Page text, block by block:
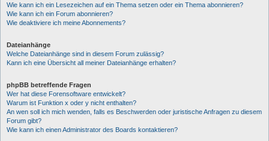
Wie kann ich ein Lesezeichen auf ein Thema setzen oder ein Thema abonnieren?
Wie kann ich ein Forum abonnieren?
Wie deaktiviere ich meine Abonnements?
Dateianhänge
Welche Dateianhänge sind in diesem Forum zulässig?
Kann ich eine Übersicht all meiner Dateianhänge erhalten?
phpBB betreffende Fragen
Wer hat diese Forensoftware entwickelt?
Warum ist Funktion x oder y nicht enthalten?
An wen soll ich mich wenden, falls es Beschwerden oder juristische Anfragen zu diesem
Forum gibt?
Wie kann ich einen Administrator des Boards kontaktieren?